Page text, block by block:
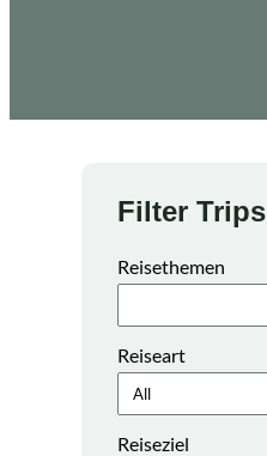
Filter Trips
Reisethemen
Reiseart
Reiseziel